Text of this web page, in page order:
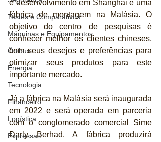
Testes e Comparativos
Máquinas e Equipamentos
Ônibus
Energia
Tecnologia
Financeiro
Logística
Expressas
e desenvolvimento em Shanghai e uma
fábrica de montagem na Malásia. O
objetivo do centro de pesquisas é
conhecer melhor os clientes chineses,
com seus desejos e preferências para
otimizar seus produtos para este
importante mercado.
Já a fábrica na Malásia será inaugurada
em 2022 e será operada em parceria
com o conglomerado comercial Sime
Darly Berhad. A fábrica produzirá